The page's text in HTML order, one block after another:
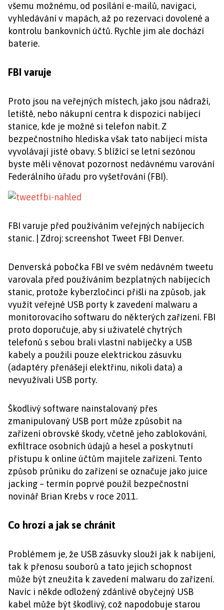
všemu možnému, od posílání e-mailů, navigaci,
vyhledávání v mapách, až po rezervaci dovolené a
kontrolu bankovních účtů. Rychle jim ale dochází
baterie.
FBI varuje
Proto jsou na veřejných místech, jako jsou nádraží,
letiště, nebo nákupní centra k dispozici nabíjecí
stanice, kde je možné si telefon nabít. Z
bezpečnostního hlediska však tato nabíjecí místa
vyvolávají jisté obavy. S blížící se letní sezónou
byste měli věnovat pozornost nedávnému varování
Federálního úřadu pro vyšetřování (FBI).
FBI varuje před používáním veřejných nabíjecích
stanic. | Zdroj: screenshot Tweet FBI Denver.
Denverská pobočka FBI ve svém nedávném tweetu
varovala před používáním bezplatných nabíjecích
stanic, protože kyberzločinci přišli na způsob, jak
využít veřejné USB porty k zavedení malwaru a
monitorovacího softwaru do některých zařízení. FBI
proto doporučuje, aby si uživatelé chytrých
telefonů s sebou brali vlastní nabíječky a USB
kabely a použili pouze elektrickou zásuvku
(adaptéry přenášejí elektřinu, nikoli data) a
nevyužívali USB porty.
Škodlivý software nainstalovaný přes
zmanipulovaný USB port může způsobit na
zařízení obrovské škody, včetně jeho zablokování,
exfiltrace osobních údajů a hesel a poskytnutí
přístupu k online účtům majitele zařízení. Tento
způsob průniku do zařízení se označuje jako juice
jacking – termín poprvé použil bezpečnostní
novinář Brian Krebs v roce 2011.
Co hrozí a jak se chránit
Problémem je, že USB zásuvky slouží jak k nabíjení,
tak k přenosu souborů a tato jejich schopnost
může být zneužita k zavedení malwaru do zařízení.
Navíc i někde odložený zdánlivě obyčejný USB
kabel může být škodlivý, což napodobuje starou